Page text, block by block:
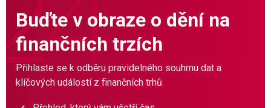
Buďte v obraze o dění na
finančních trzích
Přihlaste se k odběru pravidelného souhrnu dat a
klíčových událostí z finančních trhů.